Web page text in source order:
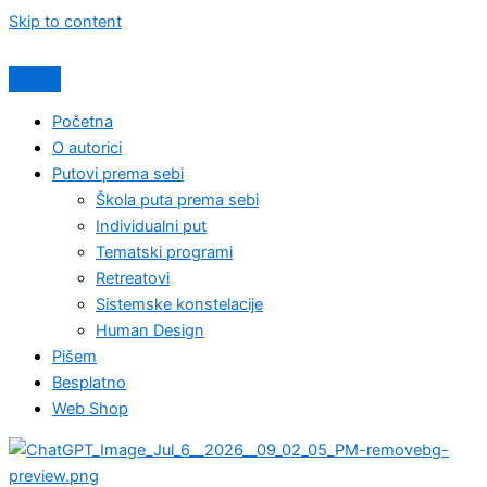
Skip to content
Početna
O autorici
Putovi prema sebi
Škola puta prema sebi
Individualni put
Tematski programi
Retreatovi
Sistemske konstelacije
Human Design
Pišem
Besplatno
Web Shop